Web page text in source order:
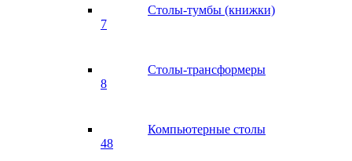
Столы-тумбы (книжки)
7
Столы-трансформеры
8
Компьютерные столы
48